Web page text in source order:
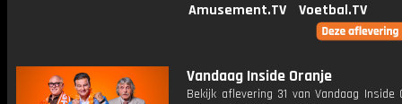
Amusement.TV
Voetbal.TV
Vandaag Inside Oranje
Bekijk aflevering 31 van Vandaag Inside